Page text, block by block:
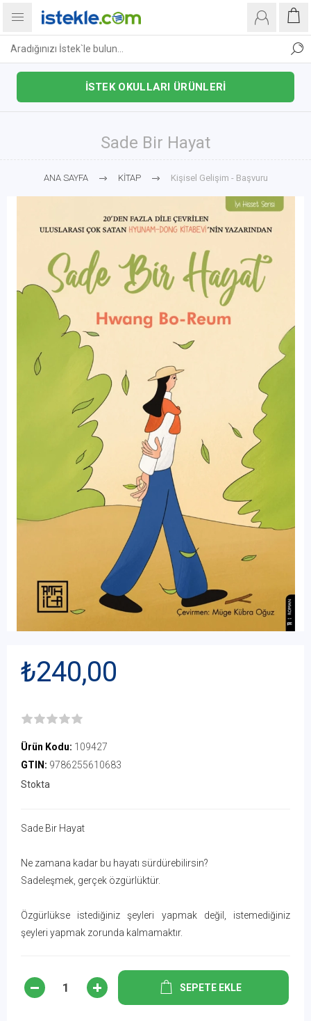
İSTEK OKULLARI ÜRÜNLERİ
Sade Bir Hayat
ANA SAYFA KİTAP Kişisel Gelişim - Başvuru
₺240,00
Ürün Kodu: 109427
GTIN: 9786255610683
Stokta
Sade Bir Hayat
Ne zamana kadar bu hayatı sürdürebilirsin?
Sadeleşmek, gerçek özgürlüktür.
Özgürlükse istediğiniz şeyleri yapmak değil, istemediğiniz
şeyleri yapmak zorunda kalmamaktır.
SEPETE EKLE